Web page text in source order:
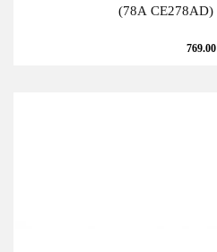
(78A CE278AD)
769.00